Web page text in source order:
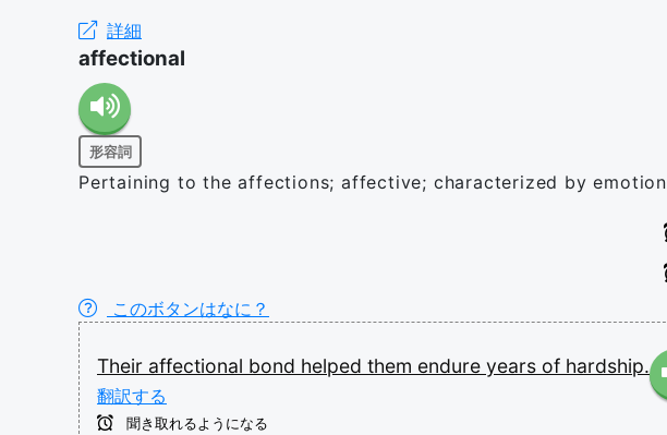
詳細
affectional
形容詞
Pertaining to the affections; affective; characterized by emotion
このボタンはなに？
Their affectional bond helped them endure years of hardship.
翻訳する
聞き取れるようになる